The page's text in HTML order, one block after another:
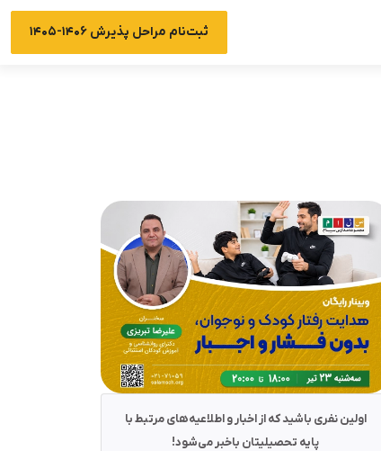
ثبت‌نام مراحل پذیرش ۱۴۰۶-۱۴۰۵
اولین نفری باشید که از اخبار و اطلاعیه‌های مرتبط با
پایه تحصیلیتان باخبر می‌شود!